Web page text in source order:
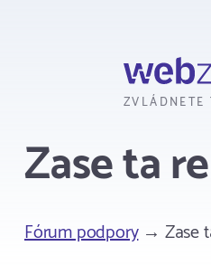
ZVLÁDNETE
Zase ta
Fórum podpory→ Zase